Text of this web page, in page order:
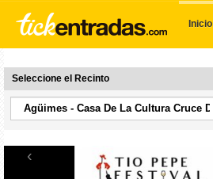
Inicio
Seleccione el Recinto
‹